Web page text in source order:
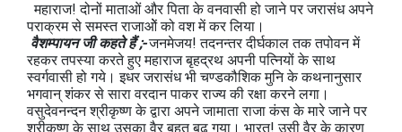
महाराज! दोनों माताओं और पिता के वनवासी हो जाने पर जरासंध अपने
पराक्रम से समस्त राजाओें को वश में कर लिया।
वैशम्पायन जी कहते हैं ;-जनमेजय! तदनन्तर दीर्घकाल तक तपोवन में
रहकर तपस्या करते हुए महाराज बृहद्रथ अपनी पत्नियों के साथ
स्वर्गवासी हो गये। इधर जरासंध भी चण्डकौशिक मुनि के कथनानुसार
भगवान् शंकर से सारा वरदान पाकर राज्य की रक्षा करने लगा।
वसुदेवनन्दन श्रीकृष्ण के द्वारा अपने जामाता राजा कंस के मारे जाने पर
श्रीकृष्ण के साथ उसका वैर बहुत बढ़ गया। भारत! उसी वैर के कारण